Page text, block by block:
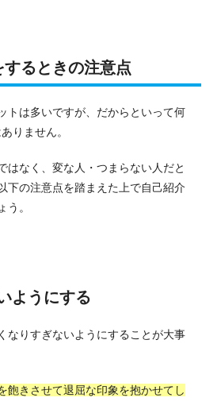
るときの注意点
トは多いですが、だからといって何
りません。
はなく、変な人・つまらない人だと
下の注意点を踏まえた上で自己紹介
う。
ようにする
なりすぎないようにすることが大事
飽きさせて退屈な印象を抱かせてし